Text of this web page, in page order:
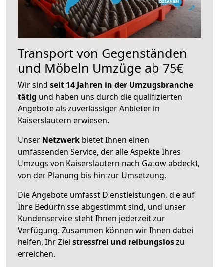
Transport von Gegenständen
und Möbeln Umzüge ab 75€
Wir sind seit 14 Jahren in der Umzugsbranche
tätig und haben uns durch die qualifizierten
Angebote als zuverlässiger Anbieter in
Kaiserslautern erwiesen.
Unser Netzwerk bietet Ihnen einen
umfassenden Service, der alle Aspekte Ihres
Umzugs von Kaiserslautern nach Gatow abdeckt,
von der Planung bis hin zur Umsetzung.
Die Angebote umfasst Dienstleistungen, die auf
Ihre Bedürfnisse abgestimmt sind, und unser
Kundenservice steht Ihnen jederzeit zur
Verfügung. Zusammen können wir Ihnen dabei
helfen, Ihr Ziel stressfrei und reibungsloszu
erreichen.